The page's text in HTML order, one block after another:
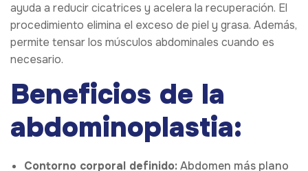
ayuda a reducir cicatrices y acelera la recuperación. El
procedimiento elimina el exceso de piel y grasa. Además,
permite tensar los músculos abdominales cuando es
necesario.
Beneficios de la
abdominoplastia:
Contorno corporal definido:Abdomen más plano